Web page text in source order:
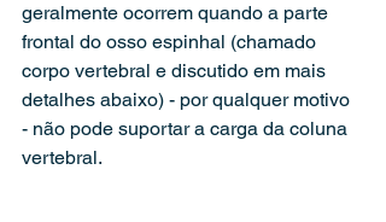
geralmente ocorrem quando a parte
frontal do osso espinhal (chamado
corpo vertebral e discutido em mais
detalhes abaixo) - por qualquer motivo
- não pode suportar a carga da coluna
vertebral.